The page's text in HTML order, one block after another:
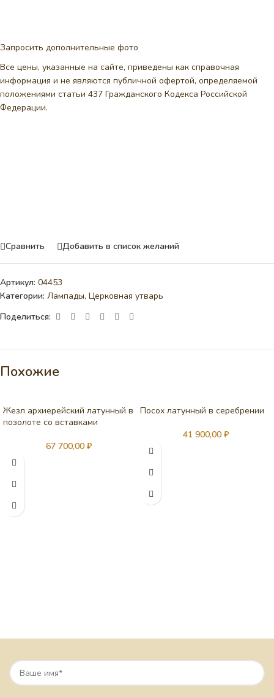
Запросить дополнительные фото
Все цены, указанные на сайте, приведены как справочная
информация и не являются публичной офертой, определяемой
положениями статьи 437 Гражданского Кодекса Российской
Федерации.
Сравнить Добавить в список желаний
Артикул: 04453
Категории: Лампады, Церковная утварь
Поделиться:
Похожие
Жезл архиерейский латунный в
позолоте со вставками
67 700,00 ₽
Посох латунный в серебрении
41 900,00 ₽